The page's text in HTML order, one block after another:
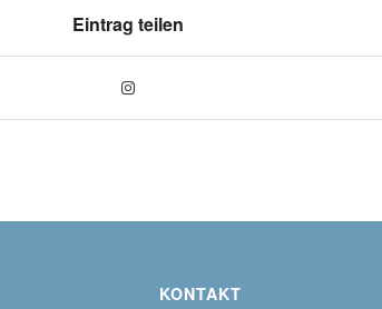
Eintrag teilen
KONTAKT